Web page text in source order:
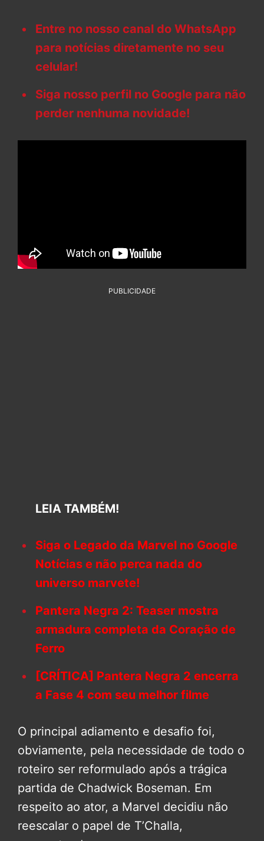
Entre no nosso canal do WhatsApp
para notícias diretamente no seu
celular!
Siga nosso perfil no Google para não
perder nenhuma novidade!
PUBLICIDADE
LEIA TAMBÉM!
Siga o Legado da Marvel no Google
Notícias e não perca nada do
universo marvete!
Pantera Negra 2: Teaser mostra
armadura completa da Coração de
Ferro
[CRÍTICA] Pantera Negra 2 encerra
a Fase 4 com seu melhor filme
O principal adiamento e desafio foi,
obviamente, pela necessidade de todo o
roteiro ser reformulado após a trágica
partida de Chadwick Boseman. Em
respeito ao ator, a Marvel decidiu não
reescalar o papel de T’Challa,